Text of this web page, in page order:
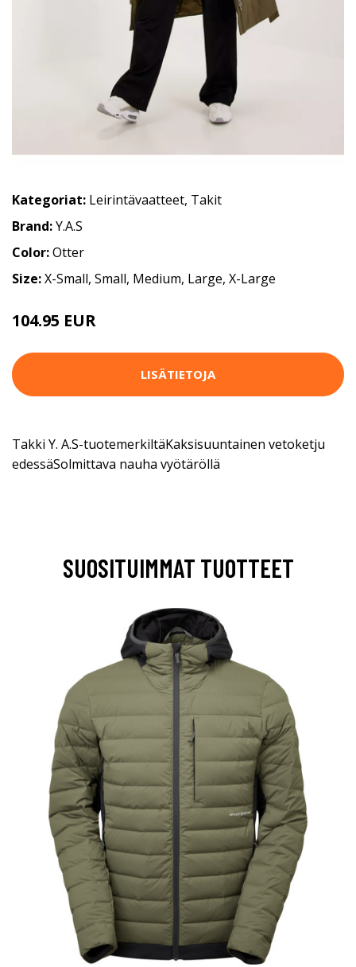
Kategoriat: Leirintävaatteet, Takit
Brand:Y.A.S
Color:Otter
Size:X-Small, Small, Medium, Large, X-Large
104.95 EUR
LISÄTIETOJA
Takki Y. A.S-tuotemerkiltäKaksisuuntainen vetoketju
edessäSolmittava nauha vyötäröllä
SUOSITUIMMAT TUOTTEET